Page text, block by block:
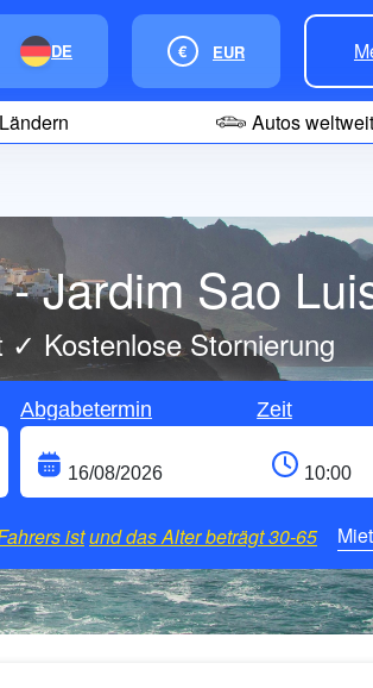
DE € EUR
Autos
Jardim Sao
Kostenlose Stornierung
Abgabetermin
Zeit
istund das Alter beträgt30-65